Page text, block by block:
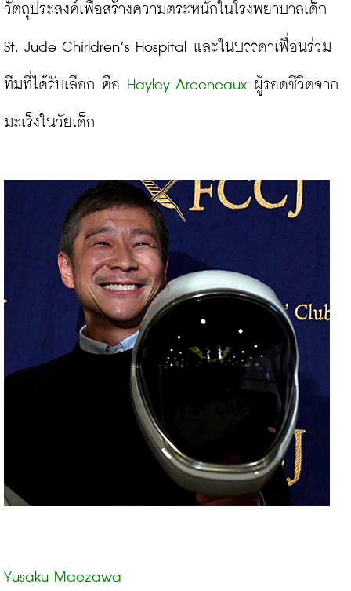
วัตถุประสงค์เพื่อสร้างความตระหนักในโรงพยาบาลเด็ก
St. Jude Chirldren’s Hospital และในบรรดาเพื่อนร่วม
ทีมที่ได้รับเลือก คือ Hayley Arceneaux ผู้รอดชีวิตจาก
มะเร็งในวัยเด็ก
Yusaku Maezawa